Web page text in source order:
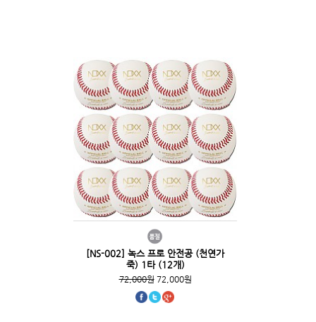
[NS-002] 녹스 프로 안전공 (천연가
죽) 1타 (12개)
72,000원72,000원